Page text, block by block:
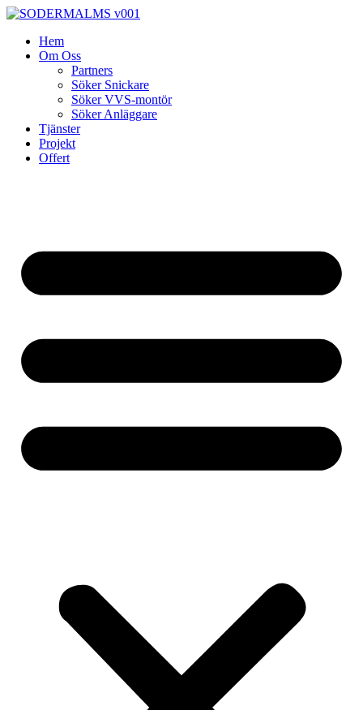
Skip
contentHem
Om Oss
Partners
Söker Snickare
Söker VVS-montör
Söker Anläggare
Tjänster
Projekt
Offert